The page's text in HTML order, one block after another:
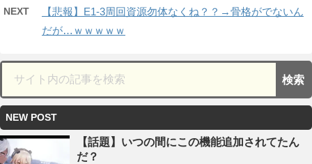
NEXT
【悲報】E1-3周回資源勿体なくね？？→骨格がでないん
だが…ｗｗｗｗｗ
NEW POST
【話題】いつの間にこの機能追加されてたん
だ？